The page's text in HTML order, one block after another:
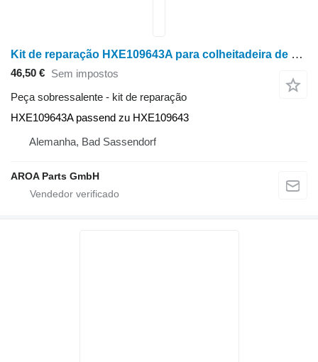
Kit de reparação HXE109643A para colheitadeira de grãos John Deere S550, S650, S660, S670, S670HM, S680, S680HM, S690, S760, S770, CTS, CTS II, S550, S660, S670, 9400, 9410, 9450, 9500, 9500SH, 9501, 9510, 9510SH, 9550, 9550SH, 9560, 9560SH, 9560STS, 9570STS, 9600, 9610, 9650, 9650CTS, 9660, 9660CTS, 9660STS, 9670STS, 9750STS, 9760STS, 9770STS
46,50 € Sem impostos
Peça sobressalente - kit de reparação
HXE109643A passend zu HXE109643
Alemanha, Bad Sassendorf
AROA Parts GmbH